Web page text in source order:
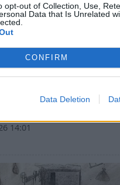
opt-out of Collection, Use,
Data that Is Unrelated
CONFIRM
Data Deletion
του Δημοκρατικού
14:01